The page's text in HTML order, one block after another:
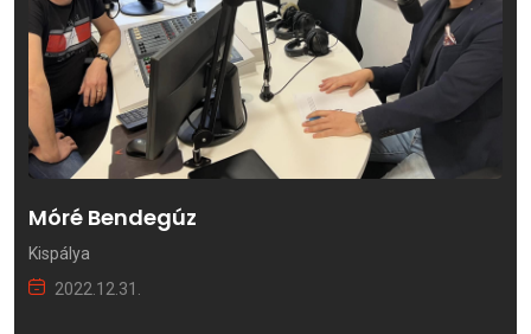
Móré Bendegúz
Kispálya
2022.12.31.